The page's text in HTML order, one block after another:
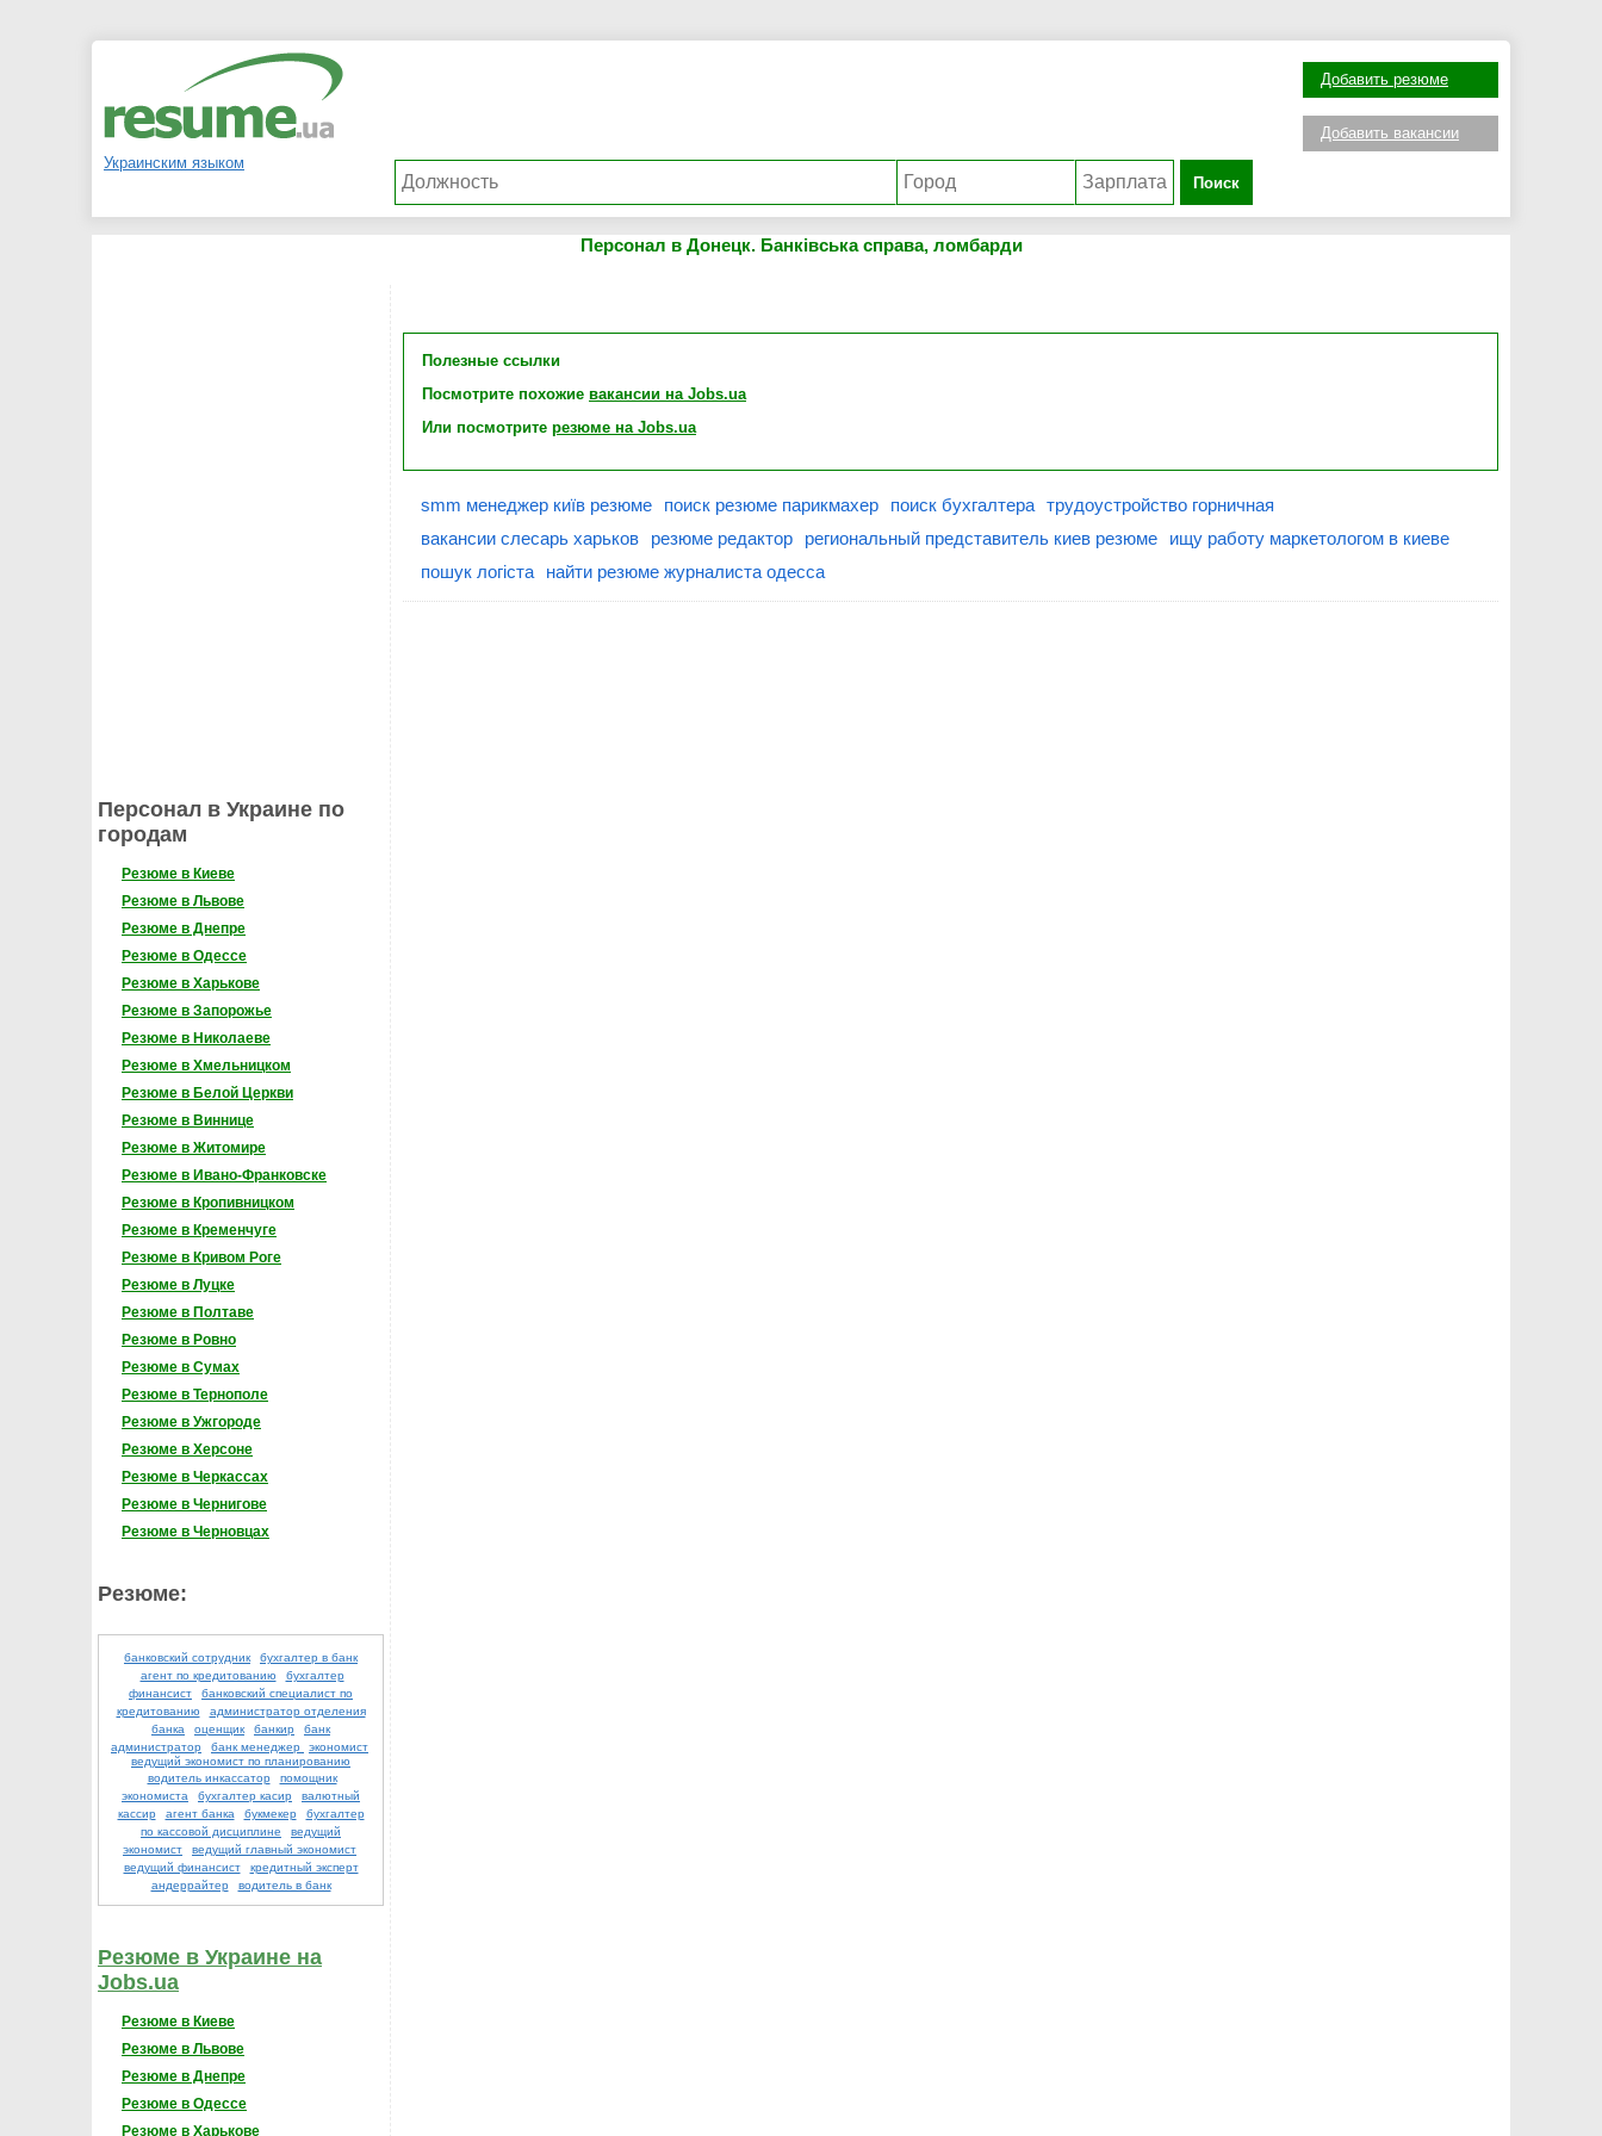
Украинским языком
Поиск
Добавить резюме
Добавить вакансии
Персонал в Донецк. Банківська справа, ломбарди
Персонал в Украине по
городам
Резюме в Киеве
Резюме в Львове
Резюме в Днепре
Резюме в Одессе
Резюме в Харькове
Резюме в Запорожье
Резюме в Николаеве
Резюме в Хмельницком
Резюме в Белой Церкви
Резюме в Виннице
Резюме в Житомире
Резюме в Ивано-Франковске
Резюме в Кропивницком
Резюме в Кременчуге
Резюме в Кривом Роге
Резюме в Луцке
Резюме в Полтаве
Резюме в Ровно
Резюме в Сумах
Резюме в Тернополе
Резюме в Ужгороде
Резюме в Херсоне
Резюме в Черкассах
Резюме в Чернигове
Резюме в Черновцах
Резюме:
банковский сотрудник
бухгалтер в банк
агент по кредитованию
бухгалтер
финансист
банковский специалист по
кредитованию
администратор отделения
банка
оценщик банкир
банк
администратор
банк менеджер
экономист
ведущий экономист по планированию
водитель инкассатор
помощник
экономиста
бухгалтер касир
валютный
кассир
агент банка букмекер
бухгалтер
по кассовой дисциплине
ведущий
экономист
ведущий главный экономист
ведущий финансист
кредитный эксперт
андеррайтер
водитель в банк
Резюме в Украине на
Jobs.ua
Резюме в Киеве
Резюме в Львове
Резюме в Днепре
Резюме в Одессе
Резюме в Харькове
Полезные ссылки
Посмотрите похожие вакансии на Jobs.ua
Или посмотрите резюме на Jobs.ua
smm менеджер київ резюме поиск резюме парикмахер поиск бухгалтера трудоустройство горничная
вакансии слесарь харьков
резюме редактор региональный представитель киев резюме
ищу работу маркетологом в киеве
пошук логіста
найти резюме журналиста одесса